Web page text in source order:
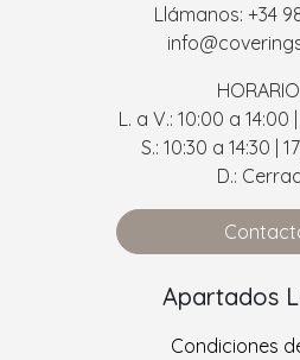
Llámanos: +34
L. a V.: 10:00 a 14:00
S.: 10:30 a 14:30 |
D.:
Apartados
Condiciones